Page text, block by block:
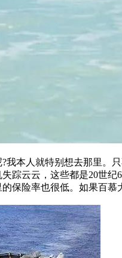
本人就特别想去那里。
踪云云，这些都是20世
保险率也很低。如果百